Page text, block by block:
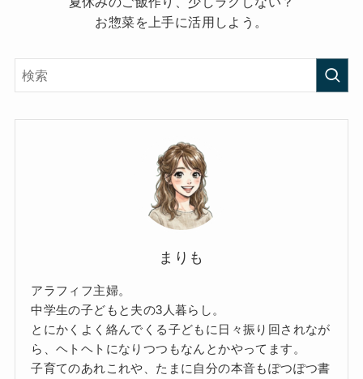
お惣菜を上手に活用しよう。
まりも
アラフィフ主婦。
中学生の子どもと夫の3人暮らし。
とにかくよく絡んでくる子どもに日々振り回されなが
ら、ヘトヘトになりつつもなんとかやってます。
子育てのあれこれや、たまに自分の本音もぽつぽつ書